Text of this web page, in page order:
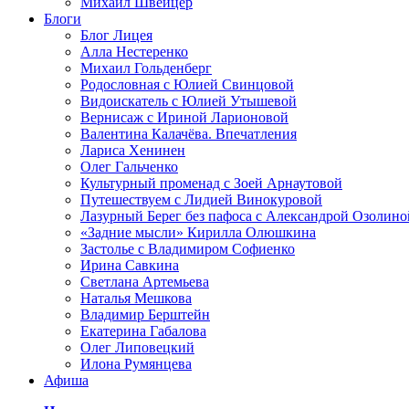
Блоги
Блог Лицея
Алла Нестеренко
Михаил Гольденберг
Родословная с Юлией Свинцовой
Видоискатель с Юлией Утышевой
Вернисаж с Ириной Ларионовой
Валентина Калачёва. Впечатления
Лариса Хенинен
Олег Гальченко
Культурный променад с Зоей Арнаутовой
Путешествуем с Лидией Винокуровой
Лазурный Берег без пафоса с Александрой
«Задние мысли» Кирилла Олюшкина
Застолье с Владимиром Софиенко
Ирина Савкина
Светлана Артемьева
Наталья Мешкова
Владимир Берштейн
Екатерина Габалова
Олег Липовецкий
Илона Румянцева
Афиша